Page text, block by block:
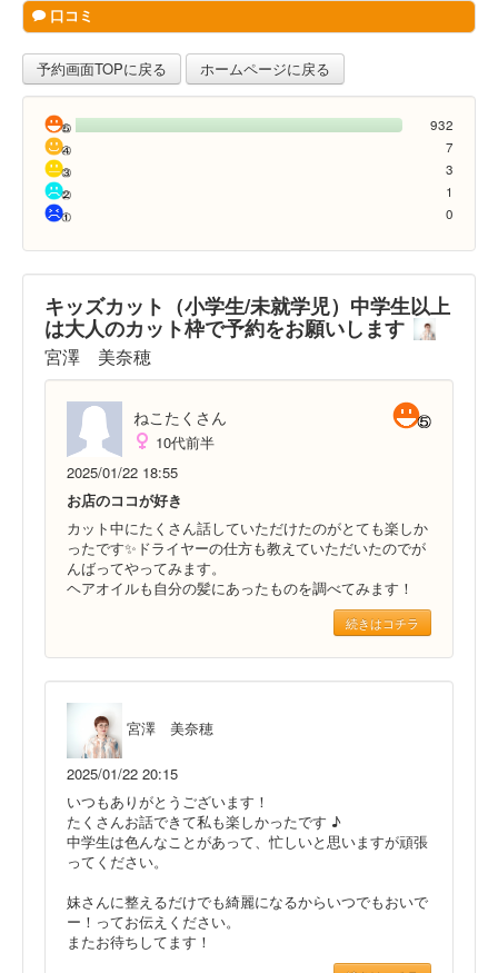
口コミ
予約画面TOPに戻る ホームページに戻る
932
7
3
1
0
キッズカット（小学生/未就学児）中学生以上
は大人のカット枠で予約をお願いします
宮澤 美奈穂
ねこたくさん
10代前半
2025/01/22 18:55
お店のココが好き
カット中にたくさん話していただけたのがとても楽しか
ったです✨ドライヤーの仕方も教えていただいたのでが
んばってやってみます。
ヘアオイルも自分の髪にあったものを調べてみます！
続きはコチラ
宮澤 美奈穂
2025/01/22 20:15
いつもありがとうございます！
たくさんお話できて私も楽しかったです ♪
中学生は色んなことがあって、忙しいと思いますが頑張
ってください。
妹さんに整えるだけでも綺麗になるからいつでもおいで
ー！ってお伝えください。
またお待ちしてます！